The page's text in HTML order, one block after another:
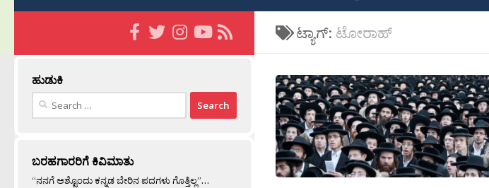
ಟ್ಯಾಗ್: ಟೋರಾಹ್
ಹುಡುಕಿ
Search
ಬರಹಗಾರರಿಗೆ ಕಿವಿಮಾತು
“ನನಗೆ ಅಶ್ಟೊಂದು ಕನ್ನಡ ಬೇರಿನ ಪದಗಳು ಗೊತ್ತಿಲ್ಲ”…